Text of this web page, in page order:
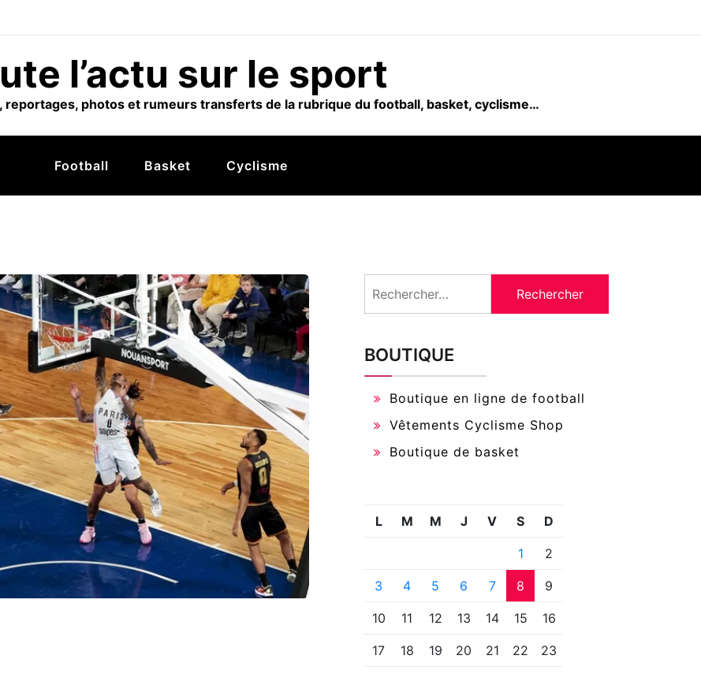
l’actu sur le sport
reportages, photos et rumeurs transferts de la rubrique du football, basket, cyclisme…
Football Basket Cyclisme
BOUTIQUE
Boutique en ligne de football
Vêtements Cyclisme Shop
Boutique de basket
L M M J V S D
1 2
3 4 5 6 7 8 9
10 11 12 13 14 15 16
17 18 19 20 21 22 23